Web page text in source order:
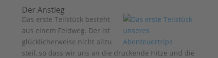
Der Anstieg
Das erste Teilstück besteht
aus einem Feldweg. Der ist
glücklicherweise nicht allzu
steil, so dass wir uns an die drückende Hitze und die